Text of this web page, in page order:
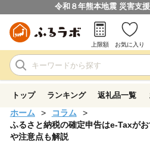
令和８年熊本地震 災害支
上限額 お気に入り
トップ ランキング 返礼品一覧
ホーム
コラム
ふるさと納税の確定申告はe-Taxが
や注意点も解説